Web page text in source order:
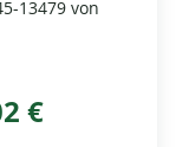
13479 von
€